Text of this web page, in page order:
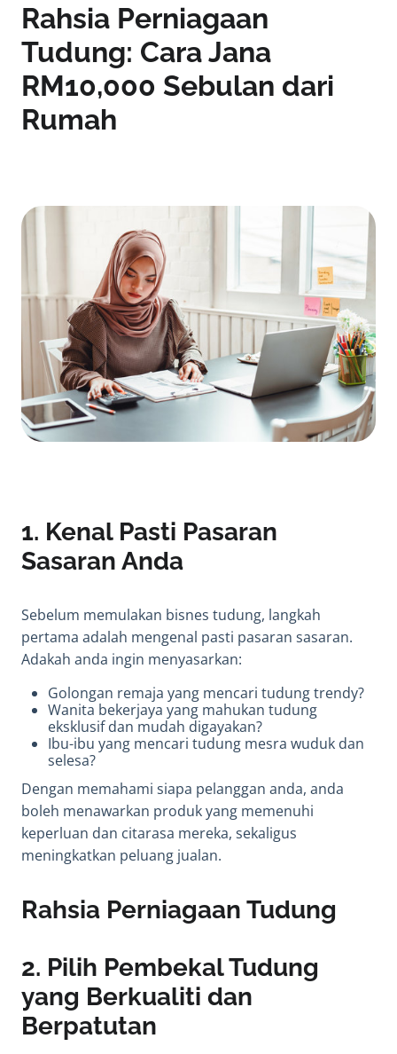
Rahsia Perniagaan
Tudung: Cara Jana
RM10,000 Sebulan dari
Rumah
1. Kenal Pasti Pasaran
Sasaran Anda
Sebelum memulakan bisnes tudung, langkah
pertama adalah mengenal pasti pasaran sasaran.
Adakah anda ingin menyasarkan:
Golongan remaja yang mencari tudung trendy?
Wanita bekerjaya yang mahukan tudung
eksklusif dan mudah digayakan?
Ibu-ibu yang mencari tudung mesra wuduk dan
selesa?
Dengan memahami siapa pelanggan anda, anda
boleh menawarkan produk yang memenuhi
keperluan dan citarasa mereka, sekaligus
meningkatkan peluang jualan.
Rahsia Perniagaan Tudung
2. Pilih Pembekal Tudung
yang Berkualiti dan
Berpatutan